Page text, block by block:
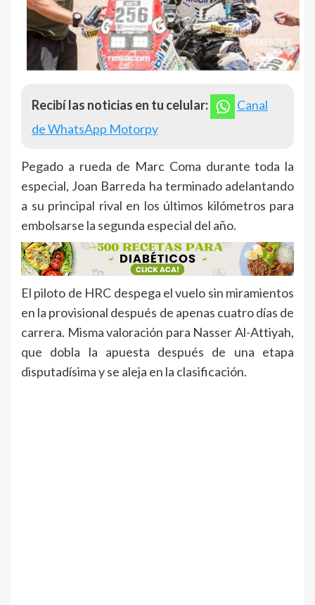
Recibí las noticias en tu celular:
Canal
de WhatsApp Motorpy
Pegado a rueda de Marc Coma durante toda la
especial, Joan Barreda ha terminado adelantando
a su principal rival en los últimos kilómetros para
embolsarse la segunda especial del año.
El piloto de HRC despega el vuelo sin miramientos
en la provisional después de apenas cuatro días de
carrera. Misma valoración para Nasser Al-Attiyah,
que dobla la apuesta después de una etapa
disputadísima y se aleja en la clasificación.